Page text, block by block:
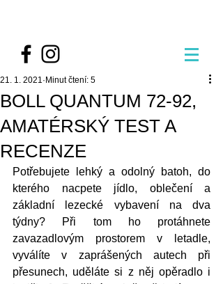
BOLL QUANTUM 72-92,
AMATÉRSKÝ TEST A
RECENZE
21. 1. 2021 Minut čtení: 5
Potřebujete lehký a odolný batoh, do
kterého nacpete jídlo, oblečení a
základní lezecké vybavení na dva
týdny? Při tom ho protáhnete
zavazadlovým prostorem v letadle,
vyválíte v zaprášených autech při
přesunech, uděláte si z něj opěradlo i